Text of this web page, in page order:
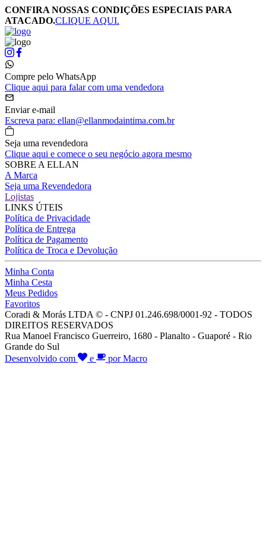
CONFIRA NOSSAS CONDIÇÕES ESPECIAIS PARA
ATACADO.CLIQUE AQUI.
Compre pelo WhatsApp
Clique aqui para falar com uma vendedora
Enviar e-mail
Escreva para: ellan@ellanmodaintima.com.br
Seja uma revendedora
Clique aqui e comece o seu negócio agora mesmo
SOBRE A ELLAN
A Marca
Seja uma Revendedora
Lojistas
LINKS ÚTEIS
Política de Privacidade
Política de Entrega
Política de Pagamento
Política de Troca e Devolução
Minha Conta
Minha Cesta
Meus Pedidos
Favoritos
Coradi & Morás LTDA © - CNPJ 01.246.698/0001-92 - TODOS
DIREITOS RESERVADOS
Rua Manoel Francisco Guerreiro, 1680 - Planalto - Guaporé - Rio
Grande do Sul
Desenvolvido com
e por Macro